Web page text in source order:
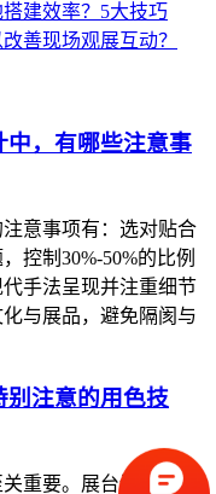
建效率？5大技巧
善现场观展互动？
中，有哪些注意事
意事项有：选对贴合
控制30%-50%的比例
手法呈现并注重细节
与展品，避免隔阂与
别注意的用色技
重要。展台设计搭建